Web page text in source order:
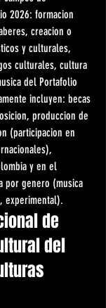
2026: formacion
creacion o
y culturales,
culturales, cultura
del Portafolio
incluyen: becas
produccion de
(participacion en
y en el
por genero (musica
experimental).
de
del